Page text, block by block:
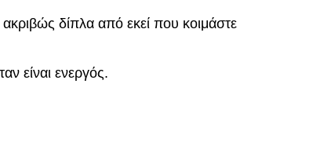
δίπλα από εκεί που κοιμάστε
είναι ενεργός.